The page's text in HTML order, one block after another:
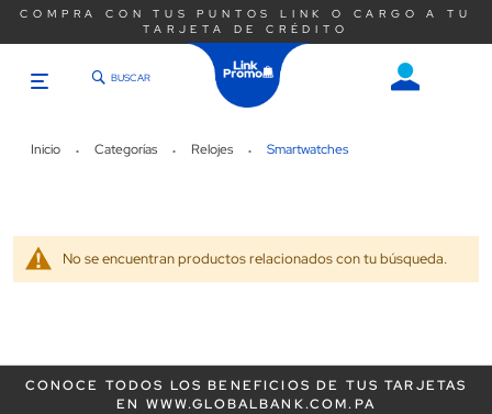
COMPRA CON TUS PUNTOS LINK O CARGO A TU
TARJETA DE CRÉDITO
BUSCAR
Saltar
Inicio Categorías Relojes Smartwatches
No se encuentran productos relacionados con tu búsqueda.
CONOCE TODOS LOS BENEFICIOS DE TUS TARJETAS
EN WWW.GLOBALBANK.COM.PA